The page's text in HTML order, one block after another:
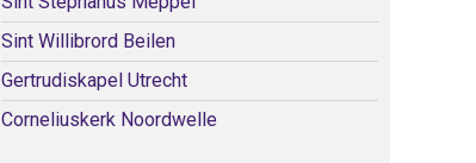
Sint Willibrord Beilen
Gertrudiskapel Utrecht
Corneliuskerk Noordwelle